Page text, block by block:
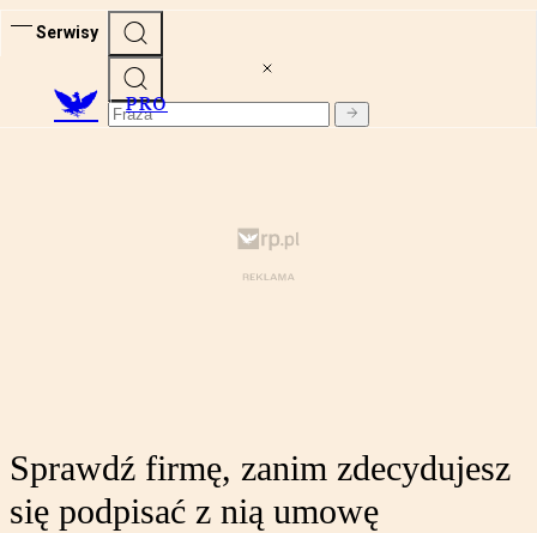
Serwisy
PRO
Sprawdź firmę, zanim zdecydujesz
się podpisać z nią umowę